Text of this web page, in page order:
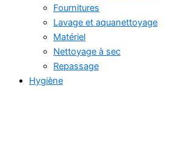
Fournitures
Lavage et aquanettoyage
Matériel
Nettoyage à sec
Repassage
Hygiène